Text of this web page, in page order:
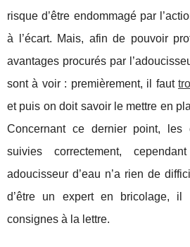
risque d’être endommagé par
à l’écart. Mais, afin de pouvoir
avantages procurés par
sont à voir : premièrement, il faut
et puis on doit savoir le mettre en
Concernant ce dernier point, les
suivies correctement,
adoucisseur d’eau n’a rien de
d’être un expert en bricolage,
consignes à la lettre.